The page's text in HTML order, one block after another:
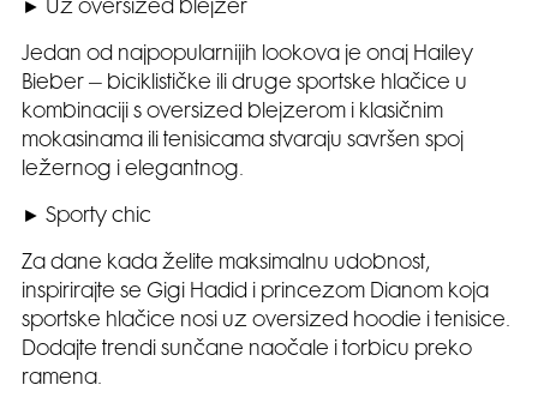
► Uz oversized blejzer
Jedan od najpopularnijih lookova je onaj Hailey
Bieber – biciklističke ili druge sportske hlačice u
kombinaciji s oversized blejzerom i klasičnim
mokasinama ili tenisicama stvaraju savršen spoj
ležernog i elegantnog.
► Sporty chic
Za dane kada želite maksimalnu udobnost,
inspirirajte se Gigi Hadid i princezom Dianom koja
sportske hlačice nosi uz oversized hoodie i tenisice.
Dodajte trendi sunčane naočale i torbicu preko
ramena.